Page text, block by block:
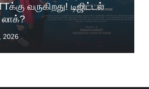
வருகிறது! டிஜிட்டல்
2026